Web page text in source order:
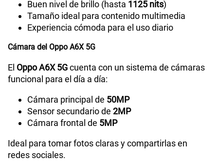
Radio FM
Tipo de Conexión
Tipo de Batería
Buen nivel de brillo (hasta 1125 nits)
Tamaño ideal para contenido multimedia
Experiencia cómoda para el uso diario
Cámara del Oppo A6X 5G
El Oppo A6X 5Gcuenta con un sistema de cámaras
funcional para el día a día:
Cámara principal de 50MP
Sensor secundario de 2MP
Cámara frontal de 5MP
Ideal para tomar fotos claras y compartirlas en
redes sociales.